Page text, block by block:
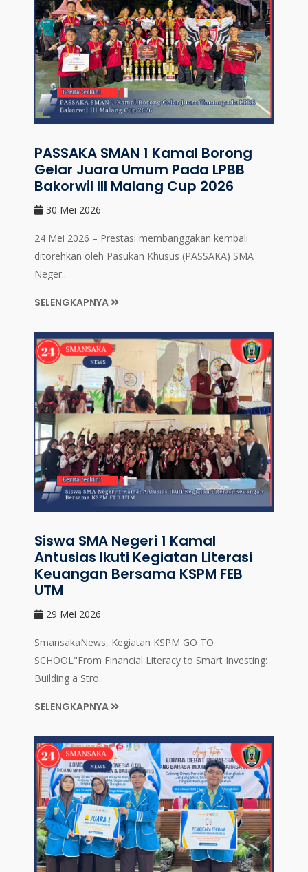
PASSAKA SMAN 1 Kamal Borong
Gelar Juara Umum Pada LPBB
Bakorwil III Malang Cup 2026
30 Mei 2026
24 Mei 2026 – Prestasi membanggakan kembali
ditorehkan oleh Pasukan Khusus (PASSAKA) SMA
Neger..
SELENGKAPNYA
Siswa SMA Negeri 1 Kamal
Antusias Ikuti Kegiatan Literasi
Keuangan Bersama KSPM FEB
UTM
29 Mei 2026
SmansakaNews, Kegiatan KSPM GO TO
SCHOOL"From Financial Literacy to Smart Investing:
Building a Stro..
SELENGKAPNYA